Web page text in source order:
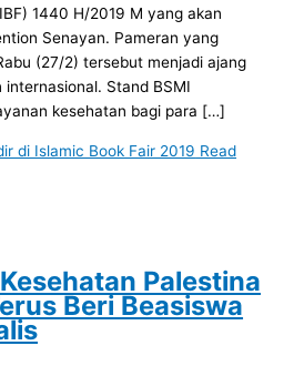
1440 H/2019 M yang akan
Senayan. Pameran yang
(27/2) tersebut menjadi ajang
internasional. Stand BSMI
kesehatan bagi para […]
di Islamic Book Fair 2019 Read
Palestina
Beri Beasiswa